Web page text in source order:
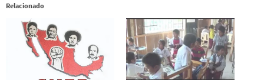
Relacionado